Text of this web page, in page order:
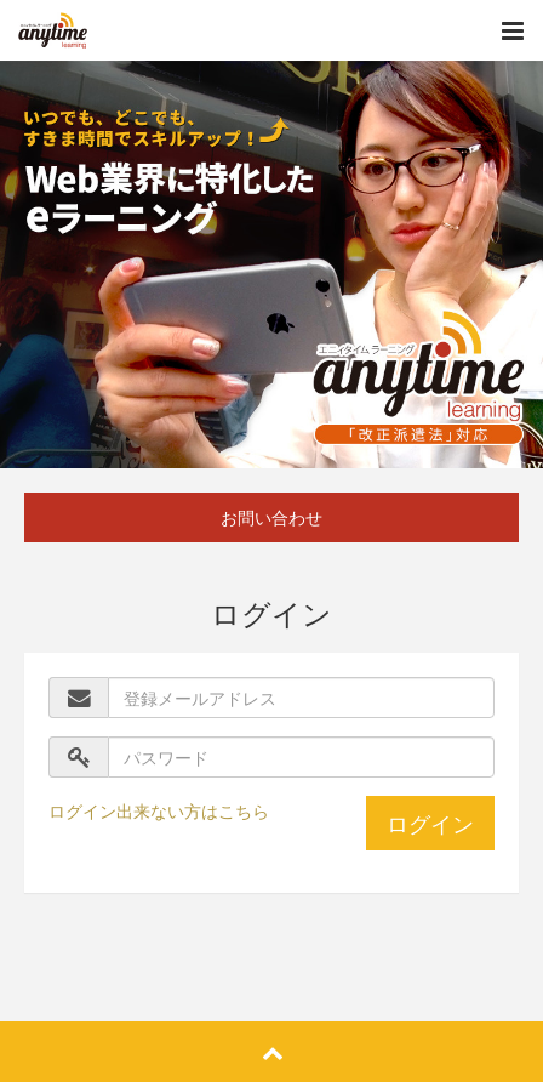
お問い合わせ
ログイン
ログイン
ログイン出来ない方はこちら